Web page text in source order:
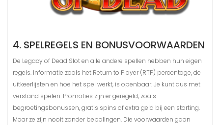
4. SPELREGELS EN BONUSVOORWAARDEN
De Legacy of Dead Slot en alle andere spellen hebben hun eigen
regels. Informatie zoals het Return to Player (RTP) percentage, de
uitkeerlijsten en hoe het spel werkt, is openbaar. Je kunt dus met
verstand spelen. Promoties zijn er geregeld, zoals
begroetingsbonussen, gratis spins of extra geld bij een storting.
Maar ze zijn nooit zonder bepalingen. Die voorwaarden gaan